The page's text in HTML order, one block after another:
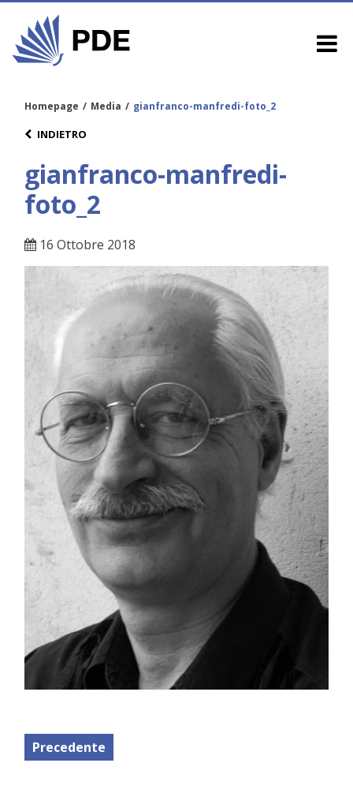
Homepage / Media / gianfranco-manfredi-foto_2
INDIETRO
gianfranco-manfredi-
foto_2
16 Ottobre 2018
Precedente